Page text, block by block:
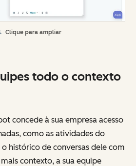
Clique para ampliar
todo o contexto
concede à sua empresa acesso
como as atividades do
histórico de conversas dele com
contexto, a sua equipe